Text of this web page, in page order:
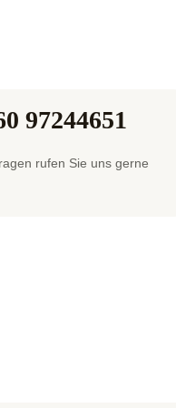
97244651
rufen Sie uns gerne